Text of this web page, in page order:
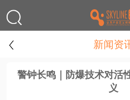
新闻资
警钟长鸣｜防爆技术对活
义